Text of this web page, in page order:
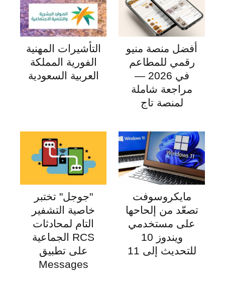
أفضل منصة منيو
رقمي للمطاعم
في 2026 —
مراجعة شاملة
لمنصة تاج
التأشيرات المهنية
الفورية المملكة
العربية السعودية
مايكروسوفت
تصعّد من إلحاحها
على مستخدمي
ويندوز 10
للتحديث إلى 11
"جوجل" تختبر
خاصية التشفير
التام لمحادثات
RCS الجماعية
على تطبيق
Messages